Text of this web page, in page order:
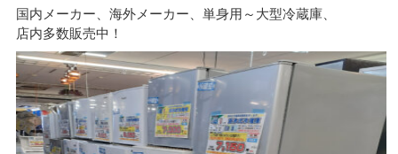
国内メーカー、海外メーカー、単身用～大型冷蔵庫、
店内多数販売中！